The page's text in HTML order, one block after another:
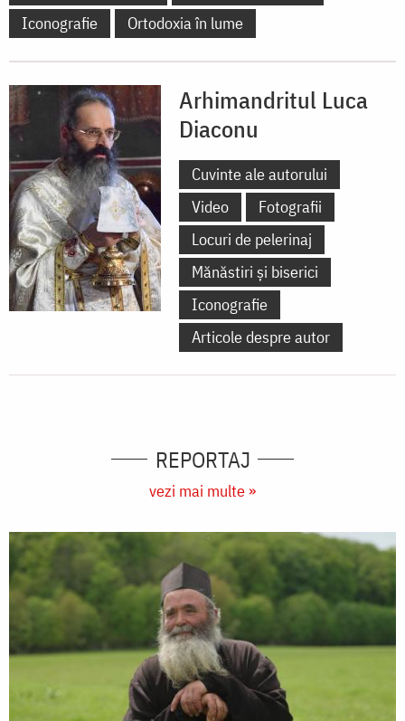
Iconografie
Ortodoxia în lume
Arhimandritul Luca
Diaconu
Cuvinte ale autorului
Video
Fotografii
Locuri de pelerinaj
Mănăstiri și biserici
Iconografie
Articole despre autor
REPORTAJ
vezi mai multe »